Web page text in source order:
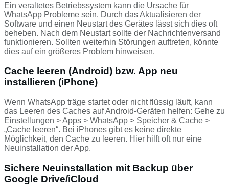
Ein veraltetes Betriebssystem kann die Ursache für
WhatsApp Probleme sein. Durch das Aktualisieren der
Software und einen Neustart des Gerätes lässt sich dies oft
beheben. Nach dem Neustart sollte der Nachrichtenversand
funktionieren. Sollten weiterhin Störungen auftreten, könnte
dies auf ein größeres Problem hinweisen.
Cache leeren (Android) bzw. App neu
installieren (iPhone)
Wenn WhatsApp träge startet oder nicht flüssig läuft, kann
das Leeren des Caches auf Android-Geräten helfen: Gehe zu
Einstellungen > Apps > WhatsApp > Speicher & Cache >
„Cache leeren“. Bei iPhones gibt es keine direkte
Möglichkeit, den Cache zu leeren. Hier hilft oft nur eine
Neuinstallation der App.
Sichere Neuinstallation mit Backup über
Google Drive/iCloud